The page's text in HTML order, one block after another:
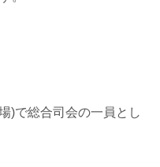
)で総合司会の一員とし